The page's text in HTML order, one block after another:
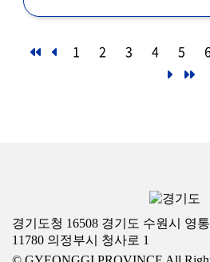
1 2 3 4 5
경기도청 16508 경기도 수원시 영
11780 의정부시 청사로 1